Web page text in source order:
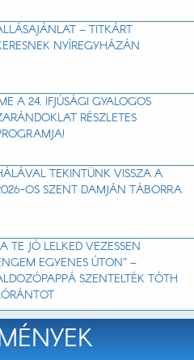
– TITKÁRT
NYÍREGYHÁZÁN
A 24. IFJÚSÁGI GYALOGOS
RÉSZLETES
TEKINTÜNK VISSZA A
OS SZENT DAMJÁN TÁBORRA
TE JÓ LELKED VEZESSEN
EGYENES ÚTON” –
SZENTELTÉK TÓTH